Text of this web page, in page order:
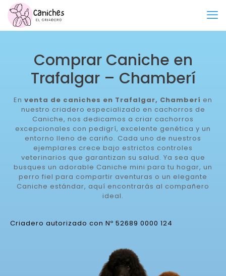
Comprar Caniche en
Trafalgar – Chamberí
En venta de caniches en Trafalgar, Chamberí en
nuestro criadero especializado en cachorros de
Caniche, nos dedicamos a criar cachorros
excepcionales con pedigrí, excelente genética y un
entorno lleno de cariño. Cada uno de nuestros
ejemplares crece bajo estrictos controles
veterinarios que garantizan su salud. Ya sea que
busques un adorable Caniche mini para tu hogar, un
perro fiel para compartir aventuras o un elegante
Caniche estándar, aquí encontrarás al compañero
ideal.
Criadero autorizado con Nº 52689 0000 124